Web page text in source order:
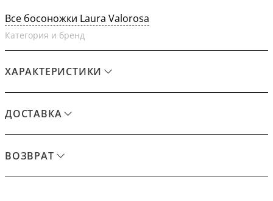
Все босоножки Laura Valorosa
Категория и бренд
ХАРАКТЕРИСТИКИ
ДОСТАВКА
ВОЗВРАТ